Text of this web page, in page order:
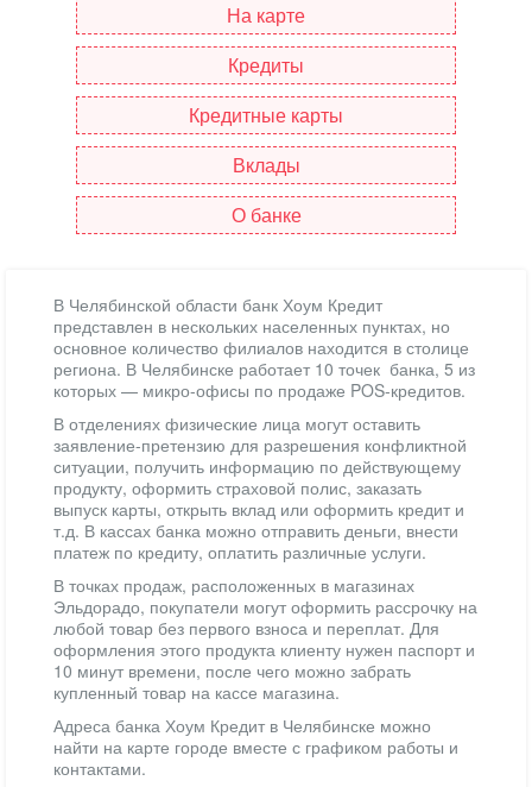
На карте
Кредиты
Кредитные карты
Вклады
О банке
В Челябинской области банк Хоум Кредит
представлен в нескольких населенных пунктах, но
основное количество филиалов находится в столице
региона. В Челябинске работает 10 точек банка, 5 из
которых — микро-офисы по продаже POS-кредитов.
В отделениях физические лица могут оставить
заявление-претензию для разрешения конфликтной
ситуации, получить информацию по действующему
продукту, оформить страховой полис, заказать
выпуск карты, открыть вклад или оформить кредит и
т.д. В кассах банка можно отправить деньги, внести
платеж по кредиту, оплатить различные услуги.
В точках продаж, расположенных в магазинах
Эльдорадо, покупатели могут оформить рассрочку на
любой товар без первого взноса и переплат. Для
оформления этого продукта клиенту нужен паспорт и
10 минут времени, после чего можно забрать
купленный товар на кассе магазина.
Адреса банка Хоум Кредит в Челябинске можно
найти на карте городе вместе с графиком работы и
контактами.